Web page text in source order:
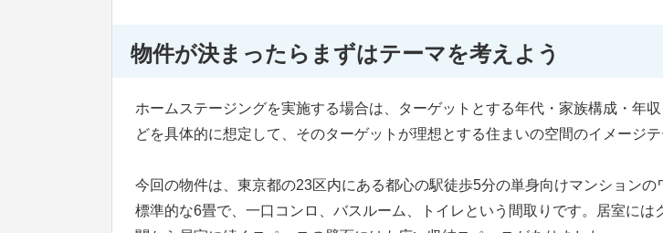
物件が決まったらまずはテーマを考えよう
ホームステージングを実施する場合は、ターゲットとする年代・家族構成・年
どを具体的に想定して、そのターゲットが理想とする住まいの空間のイメージテ
今回の物件は、東京都の23区内にある都心の駅徒歩5分の単身向けマンションの
標準的な6畳で、一口コンロ、バスルーム、トイレという間取りです。居室には